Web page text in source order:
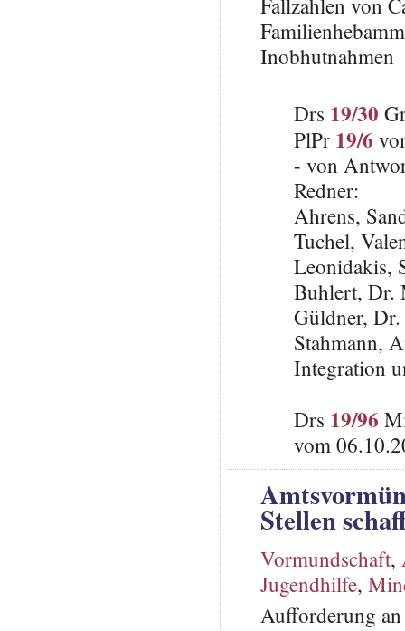
Inobhutnahmen
Drs 19/30
PlPr 19/6
- von
Redner:
Ahrens,
Tuchel,
Leonidakis,
Buhlert, Dr.
Güldner,
Stahmann,
Integration
Drs 19/96
vom
Stellen
Vormundschaft,
Jugendhilfe,
Aufforderung an